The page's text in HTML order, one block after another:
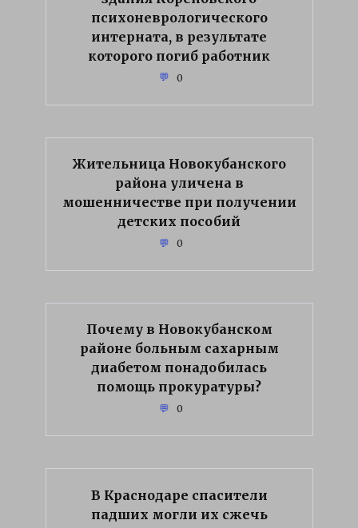
психоневрологического
интерната, в результате
которого погиб работник
0
Жительница Новокубанского
района уличена в
мошенничестве при получении
детских пособий
0
Почему в Новокубанском
районе больным сахарным
диабетом понадобилась
помощь прокуратуры?
0
В Краснодаре спасители
падших могли их сжечь